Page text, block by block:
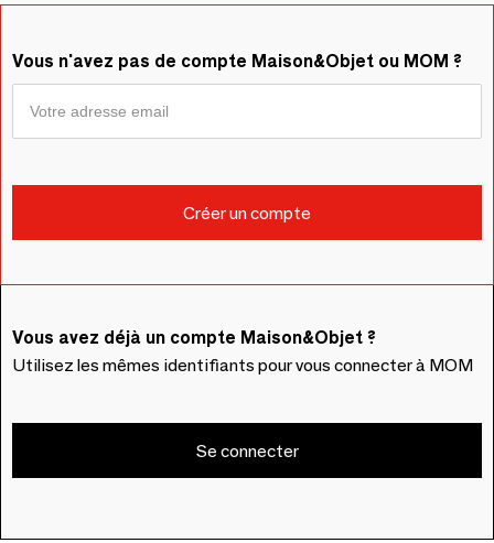
Vous n'avez pas de compte Maison&Objet ou MOM ?
Vous avez déjà un compte Maison&Objet ?
Utilisez les mêmes identifiants pour vous connecter à MOM
Se connecter